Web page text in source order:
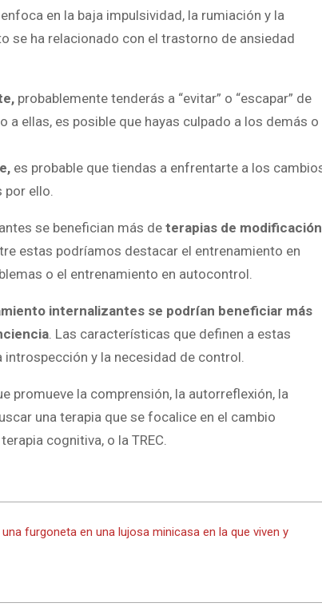
en la baja impulsividad, la rumiación y la
se ha relacionado con el trastorno de ansiedad
probablemente tenderás a “evitar” o “escapar” de
ellas, es posible que hayas culpado a los demás o
es probable que tiendas a enfrentarte a los
por ello.
se benefician más de terapias de modificación
estas podríamos destacar el entrenamiento en
o el entrenamiento en autocontrol.
internalizantes se podrían beneficiar más
. Las características que definen a estas
introspección y la necesidad de control.
promueve la comprensión, la autorreflexión, la
una terapia que se focalice en el cambio
cognitiva, o la TREC.
furgoneta en una lujosa minicasa en la que viven y